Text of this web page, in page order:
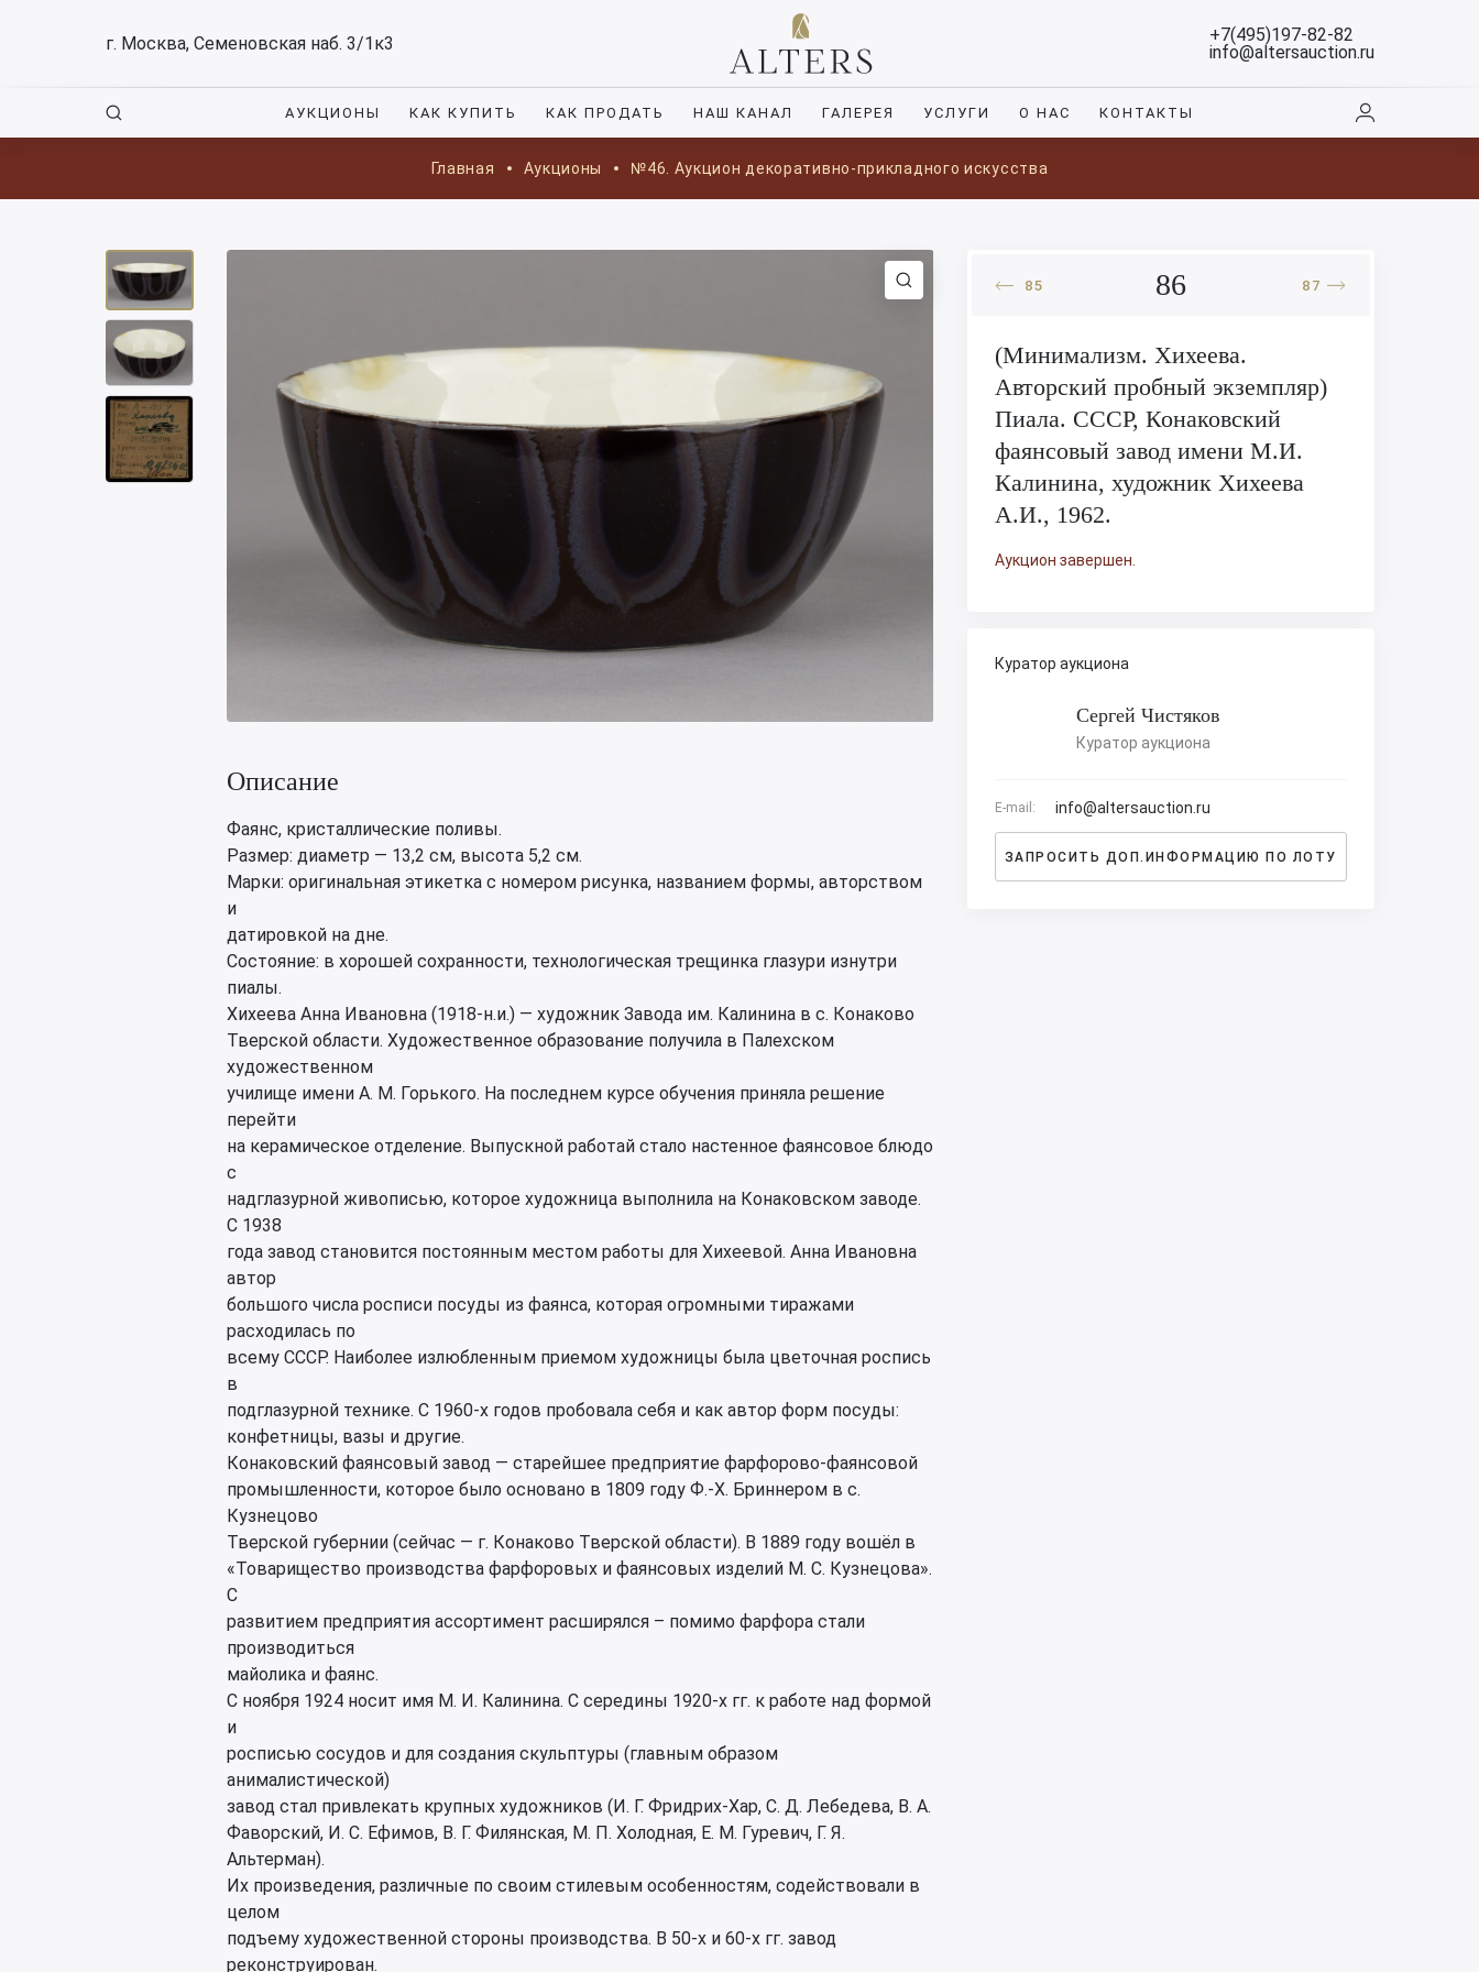
г. Москва, Семеновская наб. 3/1к3
+7(495)197-82-82
info@altersauction.ru
АУКЦИОНЫ КАК КУПИТЬ КАК ПРОДАТЬ НАШ КАНАЛ ГАЛЕРЕЯ УСЛУГИ О НАС КОНТАКТЫ
Главная Аукционы №46. Аукцион декоративно-прикладного искусства
Описание
Фаянс, кристаллические поливы.
Размер: диаметр — 13,2 см, высота 5,2 см.
Марки: оригинальная этикетка с номером рисунка, названием формы, авторством
и
датировкой на дне.
Состояние: в хорошей сохранности, технологическая трещинка глазури изнутри
пиалы.
Хихеева Анна Ивановна (1918-н.и.) — художник Завода им. Калинина в с. Конаково
Тверской области. Художественное образование получила в Палехском
художественном
училище имени А. М. Горького. На последнем курсе обучения приняла решение
перейти
на керамическое отделение. Выпускной работай стало настенное фаянсовое блюдо
с
надглазурной живописью, которое художница выполнила на Конаковском заводе.
С 1938
года завод становится постоянным местом работы для Хихеевой. Анна Ивановна
автор
большого числа росписи посуды из фаянса, которая огромными тиражами
расходилась по
всему СССР. Наиболее излюбленным приемом художницы была цветочная роспись
в
подглазурной технике. С 1960-х годов пробовала себя и как автор форм посуды:
конфетницы, вазы и другие.
Конаковский фаянсовый завод — старейшее предприятие фарфорово-фаянсовой
промышленности, которое было основано в 1809 году Ф.-Х. Бриннером в с.
Кузнецово
Тверской губернии (сейчас — г. Конаково Тверской области). В 1889 году вошёл в
«Товарищество производства фарфоровых и фаянсовых изделий М. С. Кузнецова».
С
развитием предприятия ассортимент расширялся – помимо фарфора стали
производиться
майолика и фаянс.
С ноября 1924 носит имя М. И. Калинина. С середины 1920-х гг. к работе над формой
и
росписью сосудов и для создания скульптуры (главным образом
анималистической)
завод стал привлекать крупных художников (И. Г. Фридрих-Хар, С. Д. Лебедева, В. А.
Фаворский, И. С. Ефимов, В. Г. Филянская, М. П. Холодная, Е. М. Гуревич, Г. Я.
Альтерман).
Их произведения, различные по своим стилевым особенностям, содействовали в
целом
подъему художественной стороны производства. В 50-х и 60-х гг. завод
реконструирован.
85 86 87
(Минимализм. Хихеева.
Авторский пробный экземпляр)
Пиала. СССР, Конаковский
фаянсовый завод имени М.И.
Калинина, художник Хихеева
А.И., 1962.
Аукцион завершен.
Куратор аукциона
Сергей Чистяков
Куратор аукциона
E-mail: info@altersauction.ru
ЗАПРОСИТЬ ДОП.ИНФОРМАЦИЮ ПО ЛОТУ